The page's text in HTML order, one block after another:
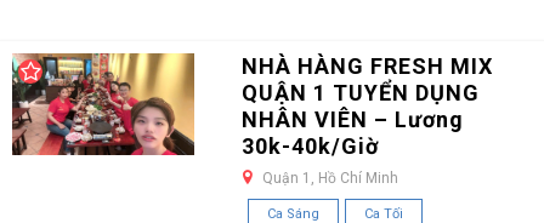
NHÀ HÀNG FRESH MIX
QUẬN 1 TUYỂN DỤNG
NHÂN VIÊN – Lương
30k-40k/Giờ
Quận 1, Hồ Chí Minh
Ca Sáng Ca Tối